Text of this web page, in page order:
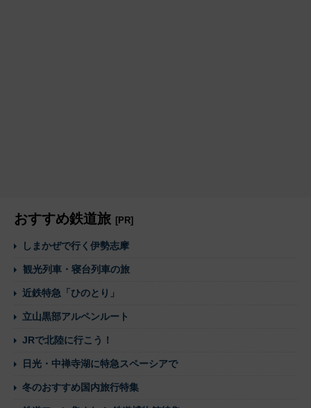
おすすめ鉄道旅 [PR]
しまかぜで行く伊勢志摩
観光列車・寝台列車の旅
近鉄特急「ひのとり」
立山黒部アルペンルート
JRで北陸に行こう！
日光・中禅寺湖に特急スペーシアで
冬のおすすめ国内旅行特集